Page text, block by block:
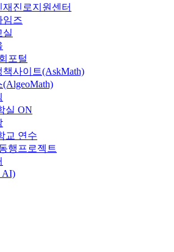
진로지원센터
임즈
실
포털
사이트(AskMath)
실 ON
교 연수
행프로젝트
AI)